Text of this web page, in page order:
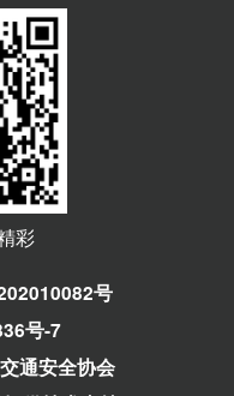
彩
号
号-7
通安全协会